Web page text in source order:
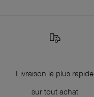
Livraison la plus rapide
sur tout achat